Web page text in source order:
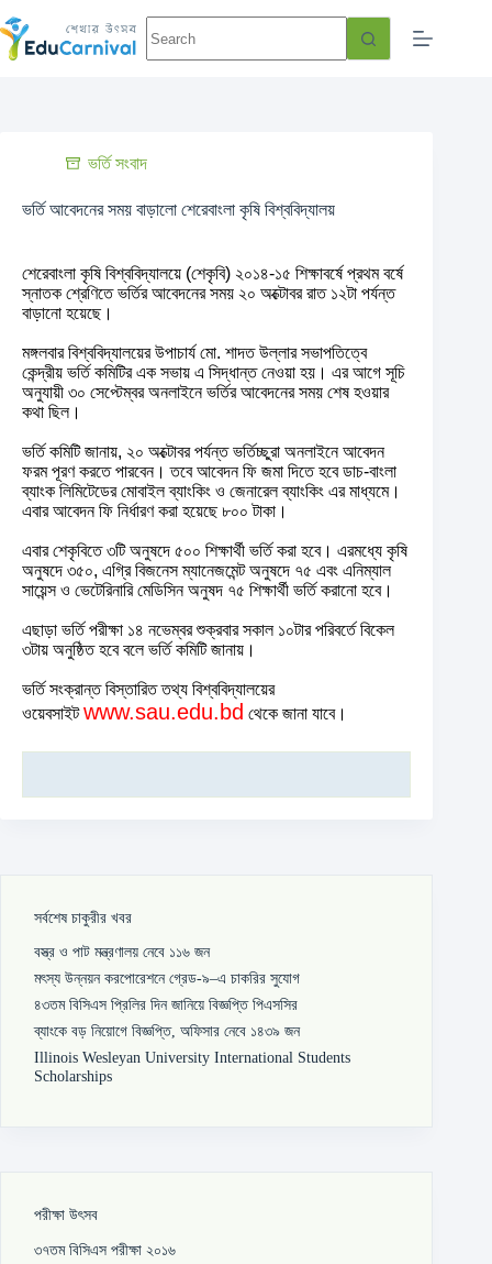
ভর্তি সংবাদ
ভর্তি আবেদনের সময় বাড়ালো শেরেবাংলা কৃষি বিশ্ববিদ্যালয়
শেরেবাংলা কৃষি বিশ্ববিদ্যালয়ে (শেকৃবি) ২০১৪-১৫ শিক্ষাবর্ষে প্রথম বর্ষে
স্নাতক শ্রেণিতে ভর্তির আবেদনের সময় ২০ অক্টোবর রাত ১২টা পর্যন্ত
বাড়ানো হয়েছে।
মঙ্গলবার বিশ্ববিদ্যালয়ের উপাচার্য মো. শাদত উল্লার সভাপতিত্বে
কেন্দ্রীয় ভর্তি কমিটির এক সভায় এ সিদ্ধান্ত নেওয়া হয়। এর আগে সূচি
অনুযায়ী ৩০ সেপ্টেম্বর অনলাইনে ভর্তির আবেদনের সময় শেষ হওয়ার
কথা ছিল।
ভর্তি কমিটি জানায়, ২০ অক্টোবর পর্যন্ত ভর্তিচ্ছুরা অনলাইনে আবেদন
ফরম পূরণ করতে পারবেন। তবে আবেদন ফি জমা দিতে হবে ডাচ-বাংলা
ব্যাংক লিমিটেডের মোবাইল ব্যাংকিং ও জেনারেল ব্যাংকিং এর মাধ্যমে।
এবার আবেদন ফি নির্ধারণ করা হয়েছে ৮০০ টাকা।
এবার শেকৃবিতে ৩টি অনুষদে ৫০০ শিক্ষার্থী ভর্তি করা হবে। এরমধ্যে কৃষি
অনুষদে ৩৫০, এগ্রি বিজনেস ম্যানেজমেন্ট অনুষদে ৭৫ এবং এনিম্যাল
সায়েন্স ও ভেটেরিনারি মেডিসিন অনুষদ ৭৫ শিক্ষার্থী ভর্তি করানো হবে।
এছাড়া ভর্তি পরীক্ষা ১৪ নভেম্বর শুক্রবার সকাল ১০টার পরিবর্তে বিকেল
৩টায় অনুষ্ঠিত হবে বলে ভর্তি কমিটি জানায়।
ভর্তি সংক্রান্ত বিস্তারিত তথ্য বিশ্ববিদ্যালয়ের
ওয়েবসাইটwww.sau.edu.bd থেকে জানা যাবে।
সর্বশেষ চাকুরীর খবর
বস্ত্র ও পাট মন্ত্রণালয় নেবে ১১৬ জন
মৎস্য উন্নয়ন করপোরেশনে গ্রেড-৯–এ চাকরির সুযোগ
৪৩তম বিসিএস প্রিলির দিন জানিয়ে বিজ্ঞপ্তি পিএসসির
ব্যাংকে বড় নিয়োগে বিজ্ঞপ্তি, অফিসার নেবে ১৪৩৯ জন
Illinois Wesleyan University International Students
Scholarships
পরীক্ষা উৎসব
৩৭তম বিসিএস পরীক্ষা ২০১৬